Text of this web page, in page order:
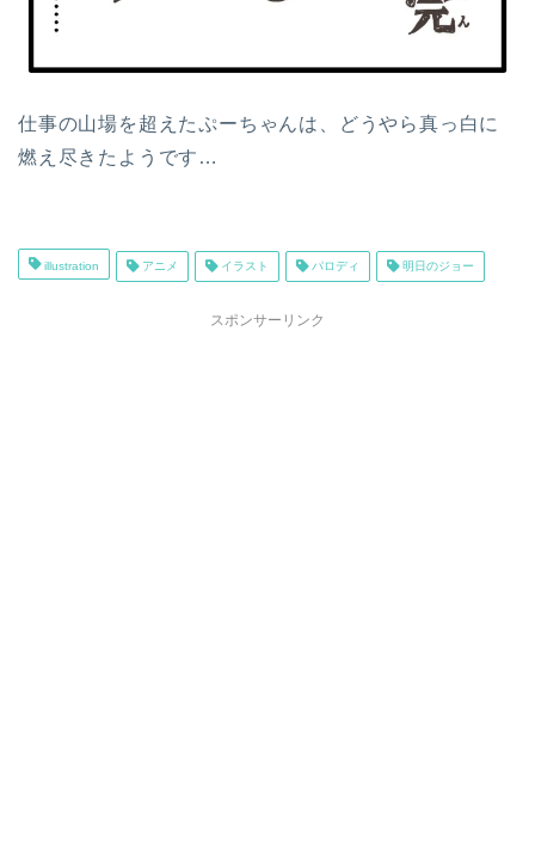
仕事の山場を超えたぷーちゃんは、どうやら真っ白に
燃え尽きたようです…
illustration アニメ イラスト パロディ 明日のジョー
スポンサーリンク